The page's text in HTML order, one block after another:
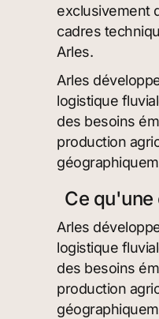
exclusivement
cadres
Arles.
Arles
logistique
des besoins
production
Ce
Arles
logistique
des besoins
production